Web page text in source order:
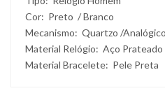
Cor: Preto / Branco
Mecanismo: Quartzo /
Material Relógio: Aço Prateado
Material Bracelete: Pele Preta